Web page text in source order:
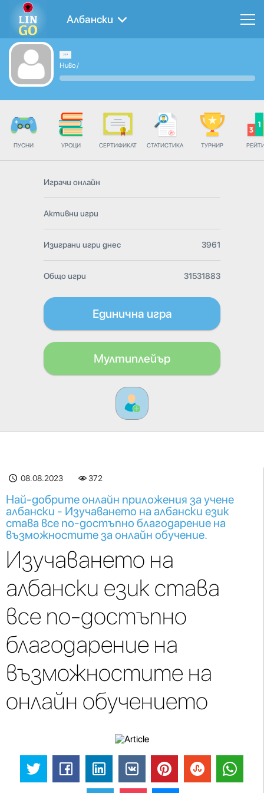
Албански
Ниво/
ПУСНИ УРОЦИ СЕРТИФИКАТ СТАТИСТИКА ТУРНИР
Играчи онлайн
Активни игри
Изиграни игри днес 3961
Общо игри 31531883
Единична игра
Мултиплейър
08.08.2023 372
Най-добрите онлайн приложения за учене
албански - Изучаването на албански език
става все по-достъпно благодарение на
възможностите за онлайн обучение.
Изучаването на
албански език става
все по-достъпно
благодарение на
възможностите на
онлайн обучението